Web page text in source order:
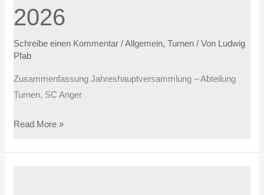
2026
Schreibe einen Kommentar /Allgemein,Turnen / Von Ludwig
Pfab
Zusammenfassung Jahreshauptversammlung – Abteilung
Turnen, SC Anger
Read More »